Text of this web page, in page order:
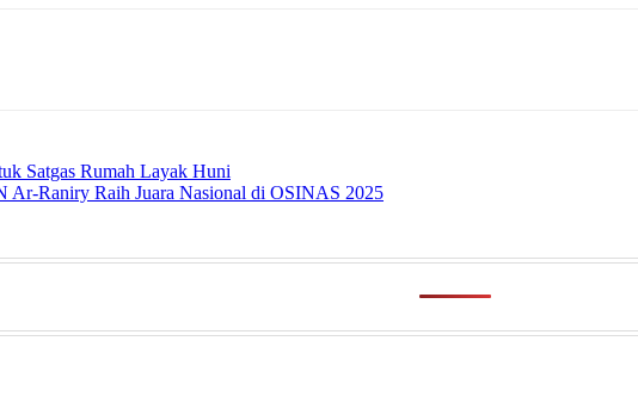
Satgas Rumah Layak Huni
Ar-Raniry Raih Juara Nasional di OSINAS 2025